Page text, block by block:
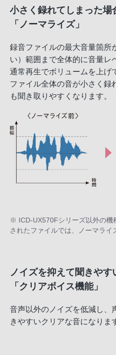
小さく録れてしまった場
「ノーマライズ」
録音ファイルの最大音量箇所
い）範囲まで全体的に音量レ
通常再生でボリュームを上げ
ファイル全体の音が小さく録
も聞き取りやすくなります。
※ ICD-UX570Fシリーズ以外の機
されたファイルでは、ノーマライ
ノイズを抑えて聞きや
「クリアボイス機能」
音声以外のノイズを低減し、
きやすいクリアな音になりま